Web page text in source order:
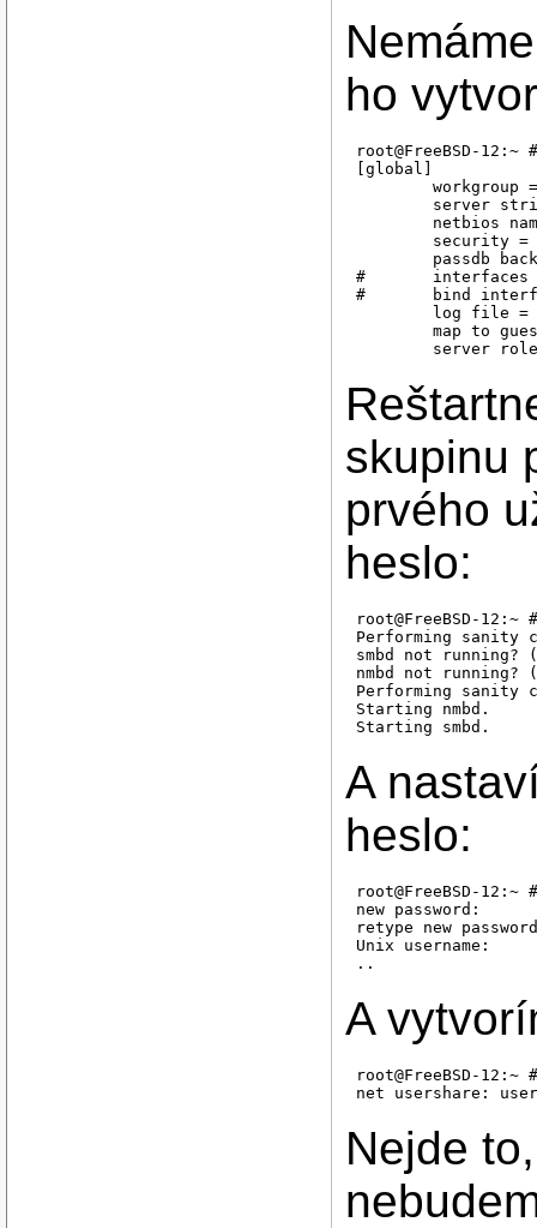
ho
root@FreeBSD-
[global]
workgroup
server
netbios
security =
passdb
#       interfaces =
#       bind
log file =
map to
skupinu
prvého
heslo:
root@FreeBSD-
Performing sanity
smbd not running?
nmbd not running?
Performing sanity
Starting nmbd.
A
heslo:
root@FreeBSD-
new password:
retype new
Unix username:
A
root@FreeBSD-
Nejde